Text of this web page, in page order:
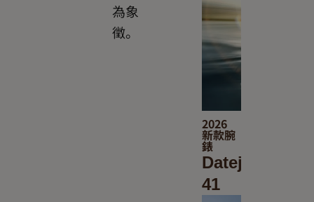
為象
徵。
2026
新款腕
錶
Datejust
41